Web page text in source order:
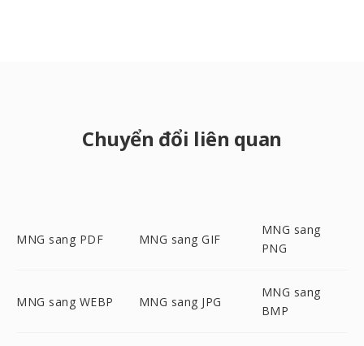
Chuyển đổi liên quan
MNG sang PDF MNG sang GIF
MNG sang
PNG
MNG sang WEBP MNG sang JPG
MNG sang
BMP